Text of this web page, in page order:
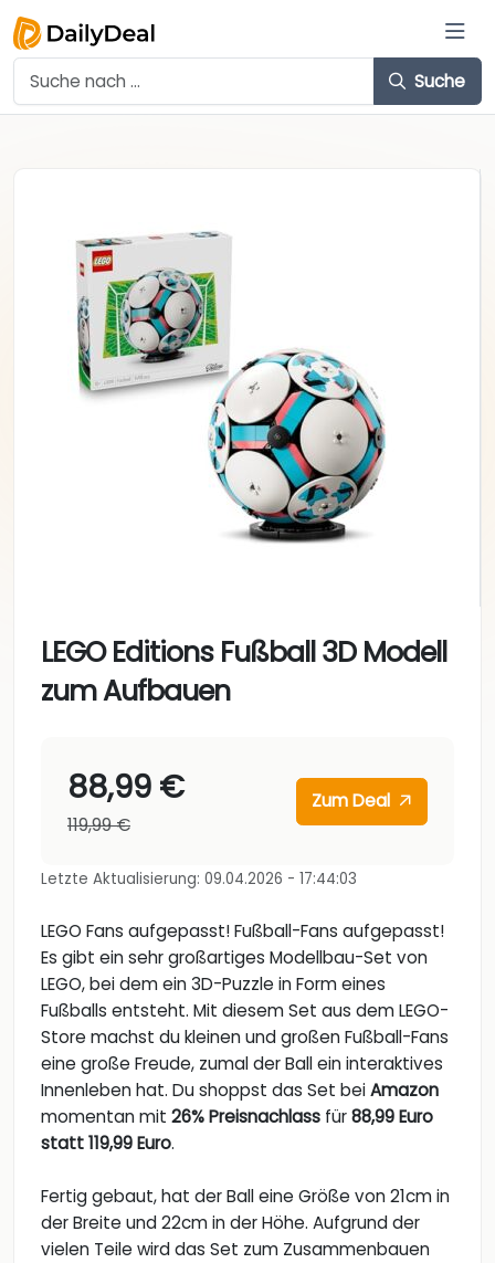
Suche
LEGO Editions Fußball 3D Modell
zum Aufbauen
88,99 €
119,99 €
Zum Deal
Letzte Aktualisierung: 09.04.2026 - 17:44:03
LEGO Fans aufgepasst! Fußball-Fans aufgepasst!
Es gibt ein sehr großartiges Modellbau-Set von
LEGO, bei dem ein 3D-Puzzle in Form eines
Fußballs entsteht. Mit diesem Set aus dem LEGO-
Store machst du kleinen und großen Fußball-Fans
eine große Freude, zumal der Ball ein interaktives
Innenleben hat. Du shoppst das Set beiAmazon
momentan mit 26% Preisnachlass für88,99 Euro
statt 119,99 Euro.
Fertig gebaut, hat der Ball eine Größe von 21cm in
der Breite und 22cm in der Höhe. Aufgrund der
vielen Teile wird das Set zum Zusammenbauen